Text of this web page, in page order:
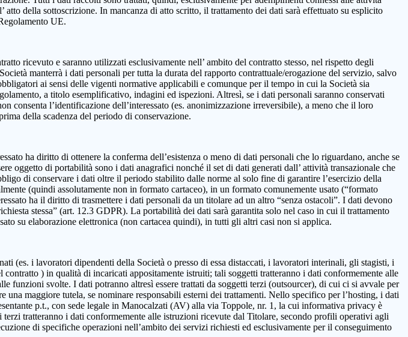
della sottoscrizione. In mancanza di atto scritto, il trattamento dei dati sarà effettuato su esplicito
UE.
ricevuto e saranno utilizzati esclusivamente nell’ ambito del contratto stesso, nel rispetto degli
manterrà i dati personali per tutta la durata del rapporto contrattuale/erogazione del servizio, salvo
ai sensi delle vigenti normative applicabili e comunque per il tempo in cui la Società sia
a titolo esemplificativo, indagini ed ispezioni. Altresì, se i dati personali saranno conservati
consenta l’identificazione dell’interessato (es. anonimizzazione irreversibile), a meno che il loro
della scadenza del periodo di conservazione.
ha diritto di ottenere la conferma dell’esistenza o meno di dati personali che lo riguardano, anche se
oggetto di portabilità sono i dati anagrafici nonché il set di dati generati dall’ attività transazionale che
di conservare i dati oltre il periodo stabilito dalle norme al solo fine di garantire l’esercizio della
(quindi assolutamente non in formato cartaceo), in un formato comunemente usato (“formato
ha il diritto di trasmettere i dati personali da un titolare ad un altro “senza ostacoli”. I dati devono
stessa” (art. 12.3 GDPR). La portabilità dei dati sarà garantita solo nel caso in cui il trattamento
su elaborazione elettronica (non cartacea quindi), in tutti gli altri casi non si applica.
(es. i lavoratori dipendenti della Società o presso di essa distaccati, i lavoratori interinali, gli stagisti, i
) in qualità di incaricati appositamente istruiti; tali soggetti tratteranno i dati conformemente alle
svolte. I dati potranno altresì essere trattati da soggetti terzi (outsourcer), di cui ci si avvale per
maggiore tutela, se nominare responsabili esterni dei trattamenti. Nello specifico per l’hosting, i dati
p.t., con sede legale in Manocalzati (AV) alla via Toppole, nr. 1, la cui informativa privacy è
tratteranno i dati conformemente alle istruzioni ricevute dal Titolare, secondo profili operativi agli
di specifiche operazioni nell’ambito dei servizi richiesti ed esclusivamente per il conseguimento